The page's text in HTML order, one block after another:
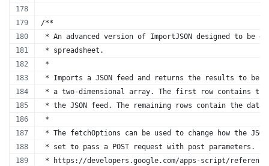
/**
* An advanced version of ImportJSON designed to
* spreadsheet.
*
* Imports a JSON feed and returns the results to be
* a two-dimensional array. The first row contains
* the JSON feed. The remaining rows contain the
*
* The fetchOptions can be used to change how the
* set to pass a POST request with post parameters.
* https://developers.google.com/apps-script/